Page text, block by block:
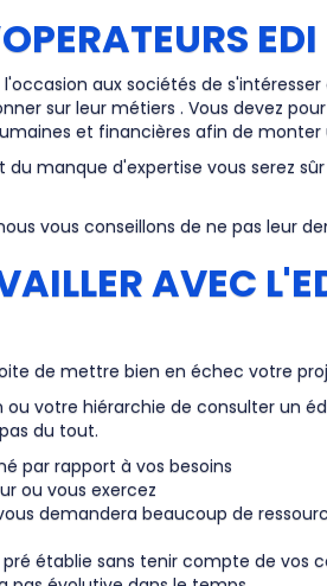
EDI
aux sociétés de
sur leur métiers . Vous devez pour
et financières afin de monter
manque d'expertise vous serez
vous conseillons de ne pas leur
AVEC
de mettre bien en échec votre
votre hiérarchie de consulter un
du tout.
par rapport à vos besoins
ou vous exercez
demandera beaucoup de
établie sans tenir compte de vos